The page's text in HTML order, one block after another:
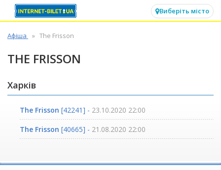
Виберіть місто
Афіша The Frisson
THE FRISSON
Харків
The Frisson [42241] - 23.10.2020 22:00
The Frisson [40665] - 21.08.2020 22:00